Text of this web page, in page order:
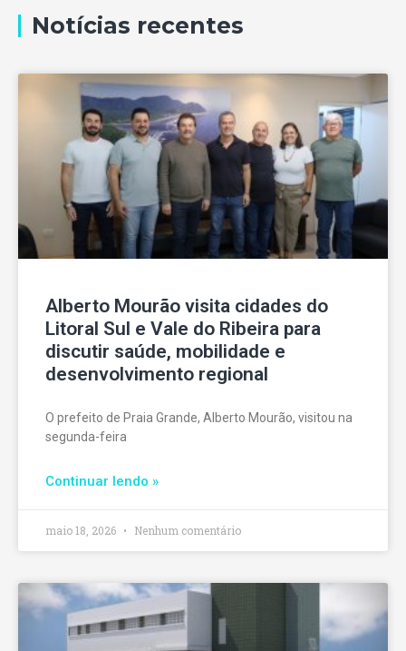
Notícias recentes
Alberto Mourão visita cidades do
Litoral Sul e Vale do Ribeira para
discutir saúde, mobilidade e
desenvolvimento regional
O prefeito de Praia Grande, Alberto Mourão, visitou na
segunda-feira
Continuar lendo »
maio 18, 2026 Nenhum comentário